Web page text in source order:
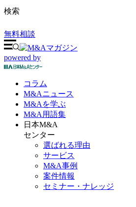
検索
無料相談
powered by
コラム
M&Aニュース
M&Aを学ぶ
M&A 用語集
日本M&A
センター
選ばれる理由
サービス
M&A事例
案件情報
セミナー・ナレッジ